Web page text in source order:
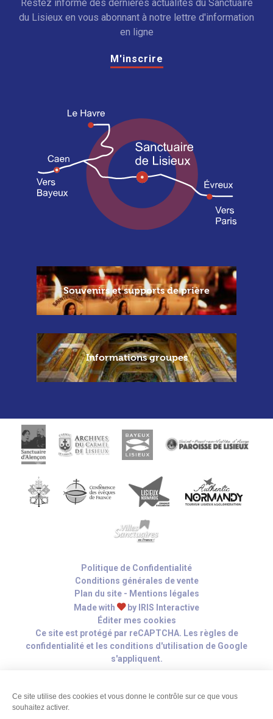
Restez informé des dernières actualités du Sanctuaire
du Lisieux en vous abonnant à notre lettre d'information
en ligne
M'inscrire
Souvenirs et supports de prière
Informations groupes
Politique de Confidentialité
Conditions générales de vente
Plan du site - Mentions légales
Made with
by
IRIS Interactive
Éditer mes cookies
Ce site est protégé par reCAPTCHA. Les règles de
confidentialité et les conditions d'utilisation de Google
s'appliquent.
Ce site utilise des cookies et vous donne le contrôle sur ce que vous
souhaitez activer.